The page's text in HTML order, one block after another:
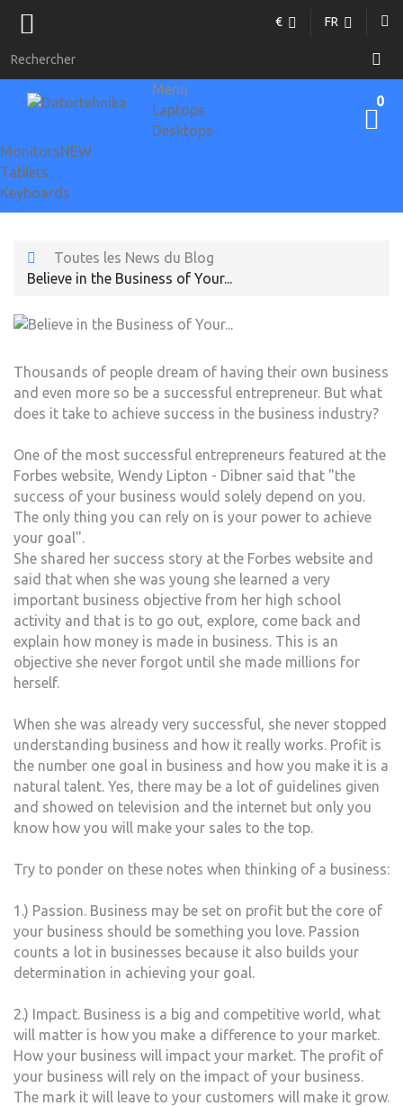
FR
€
0
Menu
Laptops
Desktops
MonitorsNEW
Tablets
Keyboards
Toutes les News du Blog
Believe in the Business of Your...
Thousands of people dream of having their own business
and even more so be a successful entrepreneur. But what
does it take to achieve success in the business industry?
One of the most successful entrepreneurs featured at the
Forbes website, Wendy Lipton - Dibner said that "the
success of your business would solely depend on you.
The only thing you can rely on is your power to achieve
your goal".
She shared her success story at the Forbes website and
said that when she was young she learned a very
important business objective from her high school
activity and that is to go out, explore, come back and
explain how money is made in business. This is an
objective she never forgot until she made millions for
herself.
When she was already very successful, she never stopped
understanding business and how it really works. Profit is
the number one goal in business and how you make it is a
natural talent. Yes, there may be a lot of guidelines given
and showed on television and the internet but only you
know how you will make your sales to the top.
Try to ponder on these notes when thinking of a business:
1.) Passion. Business may be set on profit but the core of
your business should be something you love. Passion
counts a lot in businesses because it also builds your
determination in achieving your goal.
2.) Impact. Business is a big and competitive world, what
will matter is how you make a difference to your market.
How your business will impact your market. The profit of
your business will rely on the impact of your business.
The mark it will leave to your customers will make it grow.